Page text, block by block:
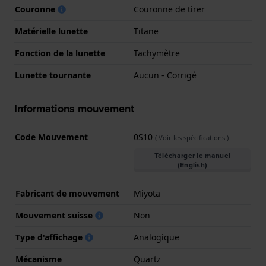
Couronne
Couronne de tirer
Matérielle lunette
Titane
Fonction de la lunette
Tachymètre
Lunette tournante
Aucun - Corrigé
Informations mouvement
Code Mouvement 0S10 ( Voir les spécifications )
Télécharger le manuel
(English)
Fabricant de mouvement
Miyota
Mouvement suisse
Non
Type d'affichage
Analogique
Mécanisme
Quartz